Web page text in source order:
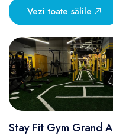
Vezi toate sălile
Stay Fit Gym Grand